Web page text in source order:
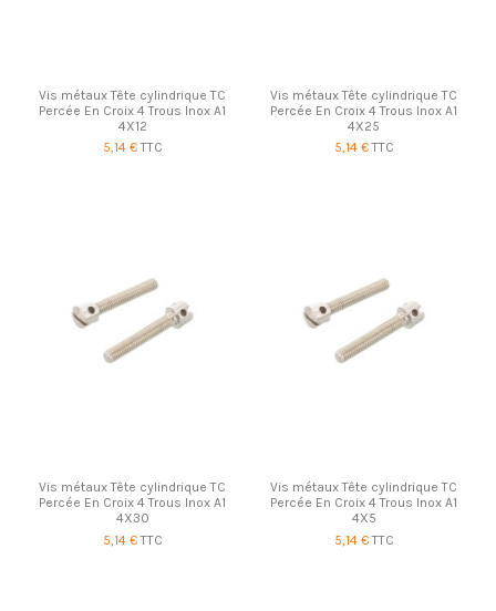
Vis métaux Tête cylindrique TC
Percée En Croix 4 Trous Inox A1
4X12
5,14 €TTC
Vis métaux Tête cylindrique TC
Percée En Croix 4 Trous Inox A1
4X25
5,14 €TTC
Vis métaux Tête cylindrique TC
Percée En Croix 4 Trous Inox A1
4X30
5,14 €TTC
Vis métaux Tête cylindrique TC
Percée En Croix 4 Trous Inox A1
4X5
5,14 €TTC